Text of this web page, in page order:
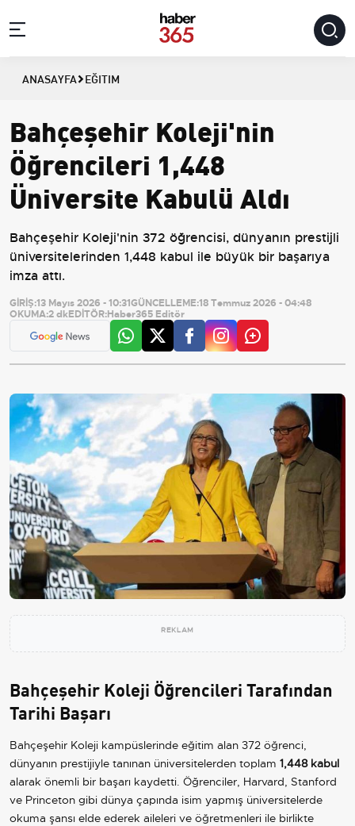
ANASAYFA EĞITIM
Bahçeşehir Koleji'nin
Öğrencileri 1,448
Üniversite Kabulü Aldı
Bahçeşehir Koleji'nin 372 öğrencisi, dünyanın prestijli
üniversitelerinden 1,448 kabul ile büyük bir başarıya
imza attı.
GİRİŞ:13 Mayıs 2026 - 10:31GÜNCELLEME:18 Temmuz 2026 - 04:48
OKUMA:2 dkEDİTÖR:Haber365 Editör
REKLAM
Bahçeşehir Koleji Öğrencileri Tarafından
Tarihi Başarı
Bahçeşehir Koleji kampüslerinde eğitim alan 372 öğrenci,
dünyanın prestijiyle tanınan üniversitelerden toplam 1,448 kabul
alarak önemli bir başarı kaydetti. Öğrenciler, Harvard, Stanford
ve Princeton gibi dünya çapında isim yapmış üniversitelerde
okuma şansı elde ederek aileleri ve öğretmenleri ile birlikte